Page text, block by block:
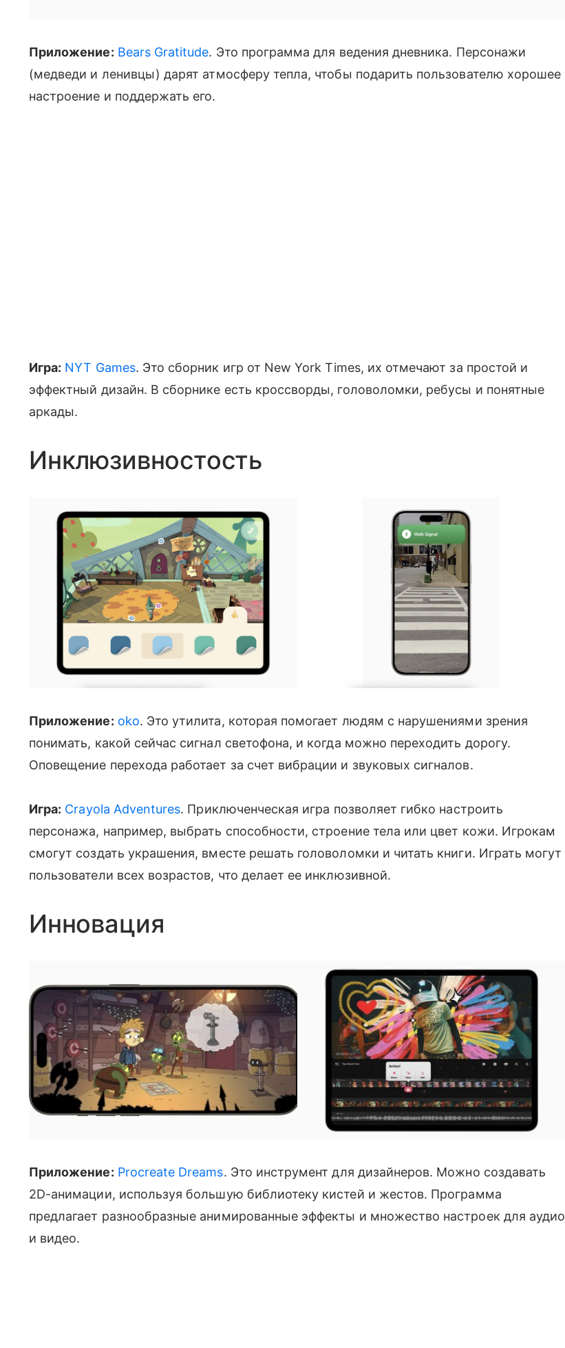
Приложение: Bears Gratitude. Это программа для ведения дневника. Персонажи
(медведи и ленивцы) дарят атмосферу тепла, чтобы подарить пользователю хорошее
настроение и поддержать его.
Игра: NYT Games. Это сборник игр от New York Times, их отмечают за простой и
эффектный дизайн. В сборнике есть кроссворды, головоломки, ребусы и понятные
аркады.
Инклюзивностость
Приложение: oko. Это утилита, которая помогает людям с нарушениями зрения
понимать, какой сейчас сигнал светофона, и когда можно переходить дорогу.
Оповещение перехода работает за счет вибрации и звуковых сигналов.
Игра: Crayola Adventures. Приключенческая игра позволяет гибко настроить
персонажа, например, выбрать способности, строение тела или цвет кожи. Игрокам
смогут создать украшения, вместе решать головоломки и читать книги. Играть могут
пользователи всех возрастов, что делает ее инклюзивной.
Инновация
Приложение: Procreate Dreams. Это инструмент для дизайнеров. Можно создавать
2D-анимации, используя большую библиотеку кистей и жестов. Программа
предлагает разнообразные анимированные эффекты и множество настроек для аудио
и видео.